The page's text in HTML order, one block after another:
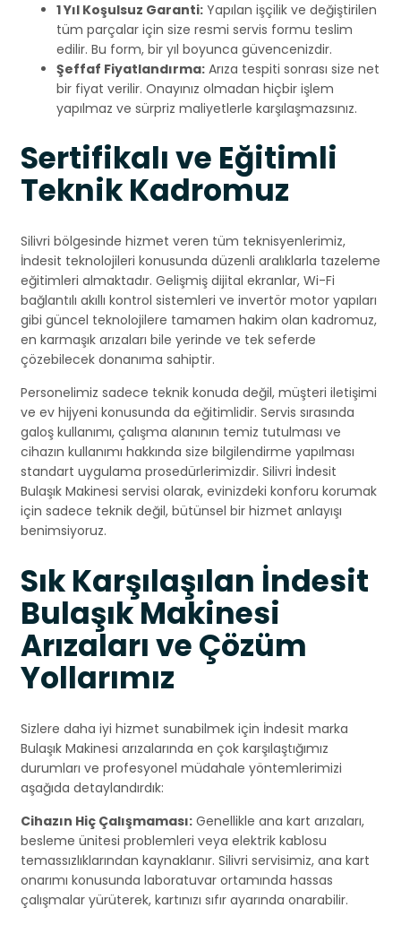
1 Yıl Koşulsuz Garanti: Yapılan işçilik ve değiştirilen
tüm parçalar için size resmi servis formu teslim
edilir. Bu form, bir yıl boyunca güvencenizdir.
Şeffaf Fiyatlandırma: Arıza tespiti sonrası size net
bir fiyat verilir. Onayınız olmadan hiçbir işlem
yapılmaz ve sürpriz maliyetlerle karşılaşmazsınız.
Sertifikalı ve Eğitimli
Teknik Kadromuz
Silivri bölgesinde hizmet veren tüm teknisyenlerimiz,
İndesit teknolojileri konusunda düzenli aralıklarla tazeleme
eğitimleri almaktadır. Gelişmiş dijital ekranlar, Wi-Fi
bağlantılı akıllı kontrol sistemleri ve invertör motor yapıları
gibi güncel teknolojilere tamamen hakim olan kadromuz,
en karmaşık arızaları bile yerinde ve tek seferde
çözebilecek donanıma sahiptir.
Personelimiz sadece teknik konuda değil, müşteri iletişimi
ve ev hijyeni konusunda da eğitimlidir. Servis sırasında
galoş kullanımı, çalışma alanının temiz tutulması ve
cihazın kullanımı hakkında size bilgilendirme yapılması
standart uygulama prosedürlerimizdir. Silivri İndesit
Bulaşık Makinesi servisi olarak, evinizdeki konforu korumak
için sadece teknik değil, bütünsel bir hizmet anlayışı
benimsiyoruz.
Sık Karşılaşılan İndesit
Bulaşık Makinesi
Arızaları ve Çözüm
Yollarımız
Sizlere daha iyi hizmet sunabilmek için İndesit marka
Bulaşık Makinesi arızalarında en çok karşılaştığımız
durumları ve profesyonel müdahale yöntemlerimizi
aşağıda detaylandırdık:
Cihazın Hiç Çalışmaması: Genellikle ana kart arızaları,
besleme ünitesi problemleri veya elektrik kablosu
temassızlıklarından kaynaklanır. Silivri servisimiz, ana kart
onarımı konusunda laboratuvar ortamında hassas
çalışmalar yürüterek, kartınızı sıfır ayarında onarabilir.